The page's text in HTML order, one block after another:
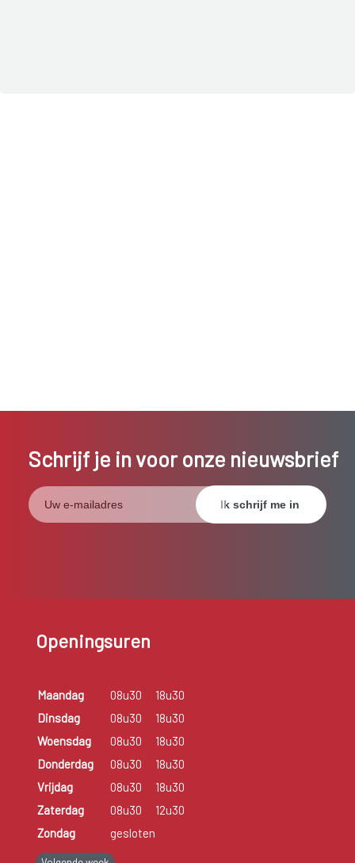
Schrijf je in voor onze nieuwsbrief
Openingsuren
Maandag 08u30
18u30
Dinsdag
08u30
18u30
Woensdag
08u30
18u30
Donderdag
08u30
18u30
Vrijdag
08u30
18u30
Zaterdag
08u30
12u30
Zondag
gesloten